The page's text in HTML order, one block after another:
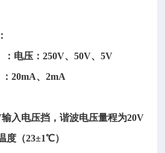
电压：250V、50V、5V
20mA、2mA
入电压挡，谐波电压量程为20V
度（23±1℃）